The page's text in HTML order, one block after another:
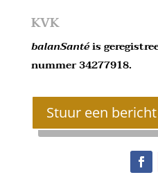
KVK
balanSantéis
nummer 34277918.
Stuur een bericht